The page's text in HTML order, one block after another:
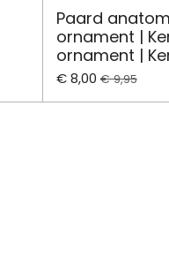
Paard
ornament |
ornament |
€ 8,00 € 9,95